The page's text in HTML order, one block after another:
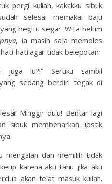
pergi kuliah, kakakku sibuk
selesai memakai baju
begitu segar. Wita belum
, ia masih saja memoles
hati agar tidak belepotan.
lu?!” Seruku sambil
sedang berdiri tegak di
Minggir dulu! Bentar lagi
sibuk membenarkan lipstik
mengalah dan memilih tidak
karena aku tahu jika aku
akan telat masuk kuliah.